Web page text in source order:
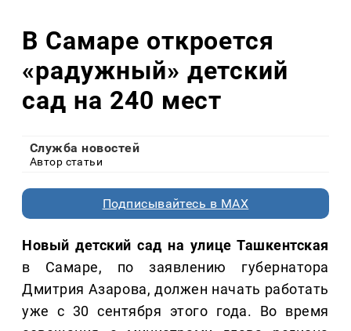
В Самаре откроется
«радужный» детский
сад на 240 мест
Служба новостей
Автор статьи
Подписывайтесь в MAX
Новый детский сад на улице Ташкентская
в Самаре, по заявлению губернатора
Дмитрия Азарова, должен начать работать
уже с 30 сентября этого года. Во время